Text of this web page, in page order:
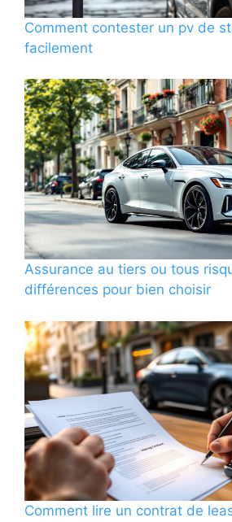
Comment contester un pv de
facilement
Assurance au tiers ou tous
différences pour bien choisir
Comment lire un contrat de